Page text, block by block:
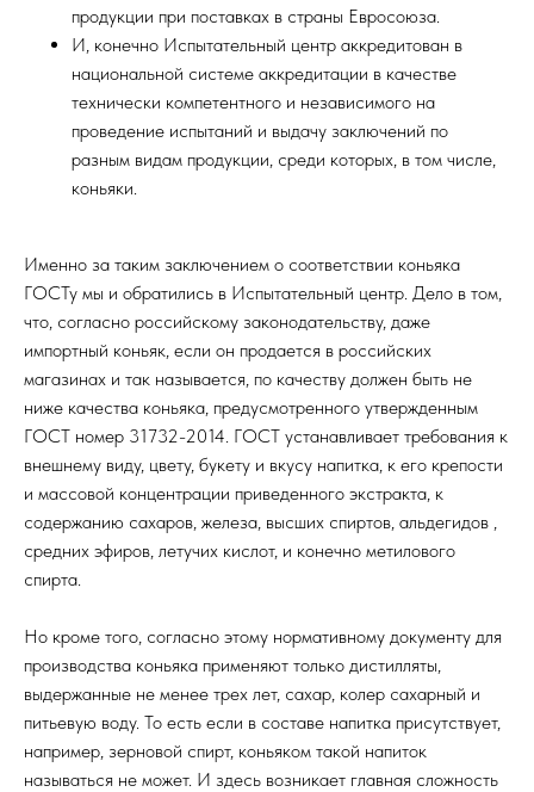
продукции при поставках в страны Евросоюза.
И, конечно Испытательный центр аккредитован в
национальной системе аккредитации в качестве
технически компетентного и независимого на
проведение испытаний и выдачу заключений по
разным видам продукции, среди которых, в том числе,
коньяки.
Именно за таким заключением о соответствии коньяка
ГОСТу мы и обратились в Испытательный центр. Дело в том,
что, согласно российскому законодательству, даже
импортный коньяк, если он продается в российских
магазинах и так называется, по качеству должен быть не
ниже качества коньяка, предусмотренного утвержденным
ГОСТ номер 31732-2014. ГОСТ устанавливает требования к
внешнему виду, цвету, букету и вкусу напитка, к его крепости
и массовой концентрации приведенного экстракта, к
содержанию сахаров, железа, высших спиртов, альдегидов ,
средних эфиров, летучих кислот, и конечно метилового
спирта.
Но кроме того, согласно этому нормативному документу для
производства коньяка применяют только дистилляты,
выдержанные не менее трех лет, сахар, колер сахарный и
питьевую воду. То есть если в составе напитка присутствует,
например, зерновой спирт, коньяком такой напиток
называться не может. И здесь возникает главная сложность